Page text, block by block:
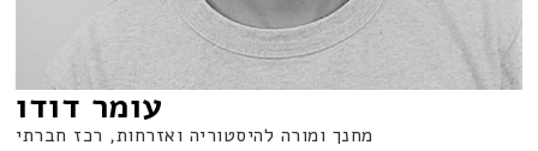
עומר דודו
מחנך ומורה להיסטוריה ואזרחות, רכז חברתי